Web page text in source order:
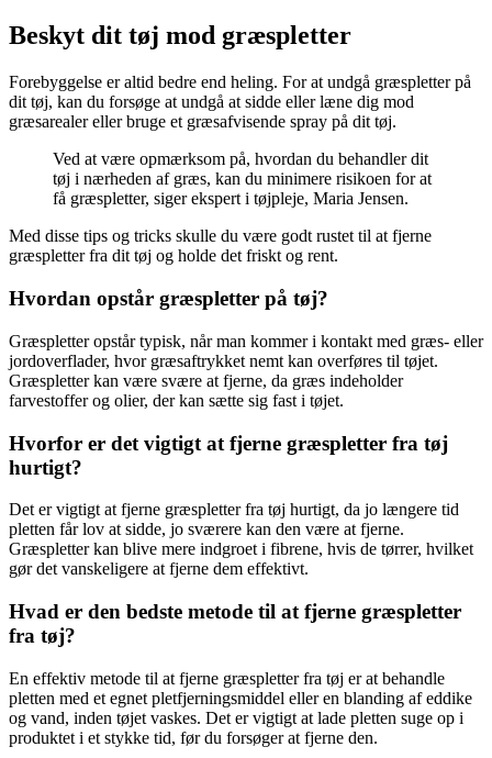
Beskyt dit tøj mod græspletter
Forebyggelse er altid bedre end heling. For at undgå græspletter på
dit tøj, kan du forsøge at undgå at sidde eller læne dig mod
græsarealer eller bruge et græsafvisende spray på dit tøj.
Ved at være opmærksom på, hvordan du behandler dit
tøj i nærheden af græs, kan du minimere risikoen for at
få græspletter, siger ekspert i tøjpleje, Maria Jensen.
Med disse tips og tricks skulle du være godt rustet til at fjerne
græspletter fra dit tøj og holde det friskt og rent.
Hvordan opstår græspletter på tøj?
Græspletter opstår typisk, når man kommer i kontakt med græs- eller
jordoverflader, hvor græsaftrykket nemt kan overføres til tøjet.
Græspletter kan være svære at fjerne, da græs indeholder
farvestoffer og olier, der kan sætte sig fast i tøjet.
Hvorfor er det vigtigt at fjerne græspletter fra tøj
hurtigt?
Det er vigtigt at fjerne græspletter fra tøj hurtigt, da jo længere tid
pletten får lov at sidde, jo sværere kan den være at fjerne.
Græspletter kan blive mere indgroet i fibrene, hvis de tørrer, hvilket
gør det vanskeligere at fjerne dem effektivt.
Hvad er den bedste metode til at fjerne græspletter
fra tøj?
En effektiv metode til at fjerne græspletter fra tøj er at behandle
pletten med et egnet pletfjerningsmiddel eller en blanding af eddike
og vand, inden tøjet vaskes. Det er vigtigt at lade pletten suge op i
produktet i et stykke tid, før du forsøger at fjerne den.